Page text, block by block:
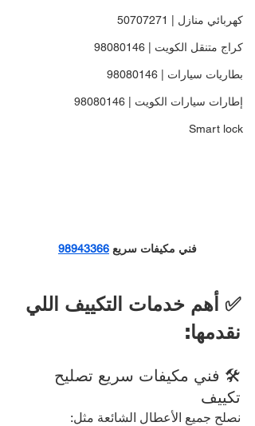
كهربائي منازل | 50707271
كراج متنقل الكويت | 98080146
بطاريات سيارات | 98080146
إطارات سيارات الكويت | 98080146
Smart lock
فني مكيفات سريع 98943366
✅ أهم خدمات التكييف اللي
نقدمها:
🛠️ فني مكيفات سريع تصليح
تكييف
نصلح جميع الأعطال الشائعة مثل: